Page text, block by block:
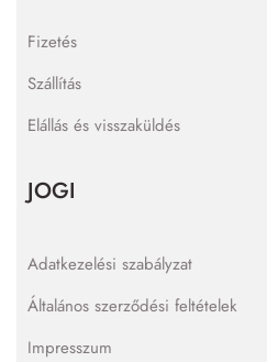
Fizetés
Szállítás
Elállás és visszaküldés
JOGI
Adatkezelési szabályzat
Általános szerződési feltételek
Impresszum